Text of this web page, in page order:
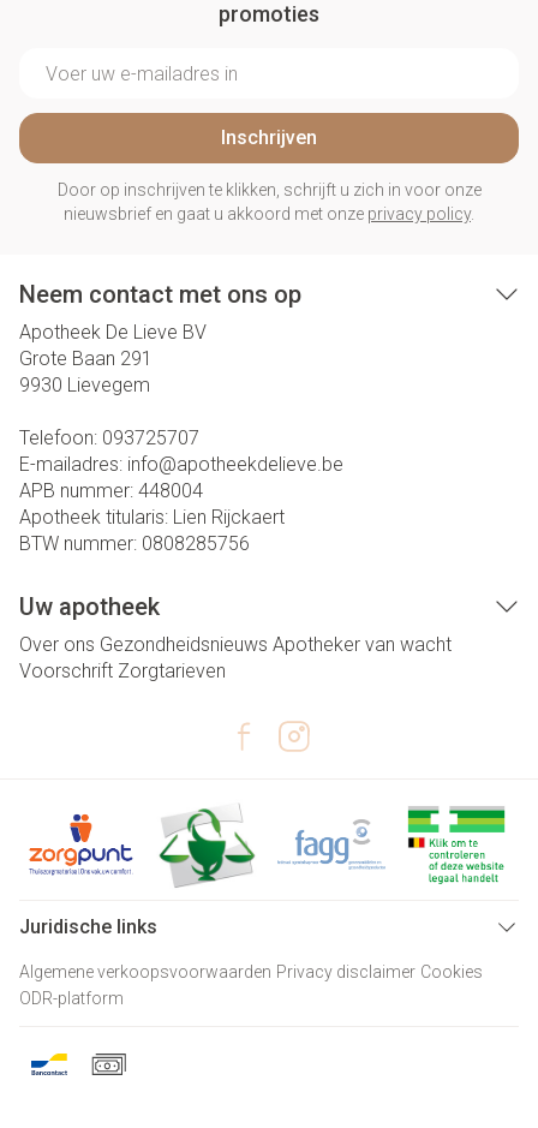
promoties
Inschrijven
Door op inschrijven te klikken, schrijft u zich in voor onze
nieuwsbrief en gaat u akkoord met onze privacy policy.
Neem contact met ons op
Apotheek De Lieve BV
Grote Baan 291
9930 Lievegem
Telefoon: 093725707
E-mailadres: info@apotheekdelieve.be
APB nummer: 448004
Apotheek titularis: Lien Rijckaert
BTW nummer: 0808285756
Uw apotheek
Over ons Gezondheidsnieuws Apotheker van wacht
Voorschrift Zorgtarieven
Juridische links
Algemene verkoopsvoorwaarden Privacy disclaimer Cookies
ODR-platform